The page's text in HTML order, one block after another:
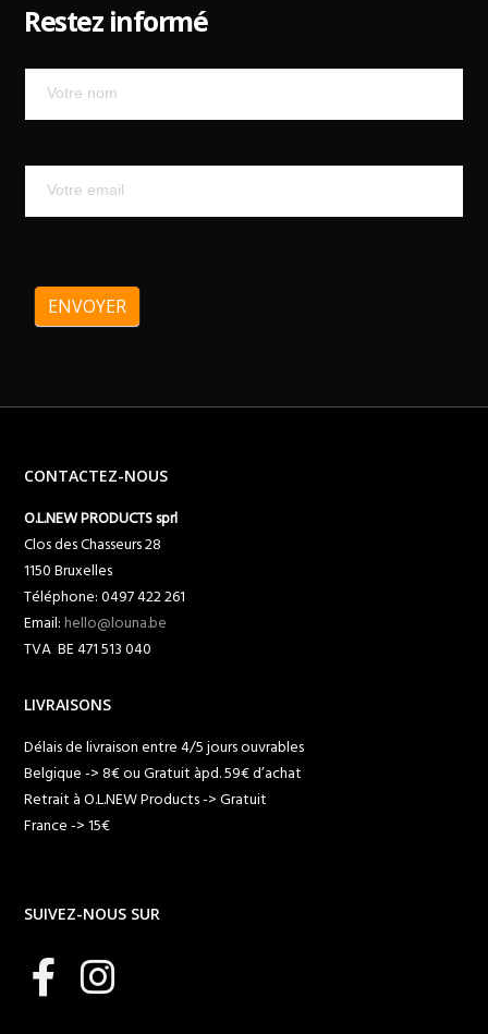
Restez informé
ENVOYER
CONTACTEZ-NOUS
O.L.NEW PRODUCTS sprl
Clos des Chasseurs 28
1150 Bruxelles
Téléphone: 0497 422 261
Email:hello@louna.be
TVA BE 471 513 040
LIVRAISONS
Délais de livraison entre 4/5 jours ouvrables
Belgique -> 8€ ou Gratuit àpd. 59€ d’achat
Retrait à O.L.NEW Products -> Gratuit
France -> 15€
SUIVEZ-NOUS SUR